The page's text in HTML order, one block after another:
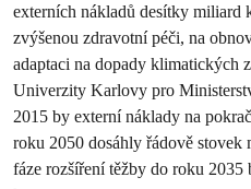
externích nákladů desítky miliard
zvýšenou zdravotní péči, na
adaptaci na dopady klimatických
Univerzity Karlovy pro
2015 by externí náklady na
roku 2050 dosáhly řádově
fáze rozšíření těžby do roku